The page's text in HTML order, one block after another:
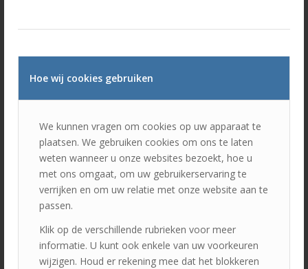
Hoe wij cookies gebruiken
We kunnen vragen om cookies op uw apparaat te
plaatsen. We gebruiken cookies om ons te laten
weten wanneer u onze websites bezoekt, hoe u
met ons omgaat, om uw gebruikerservaring te
verrijken en om uw relatie met onze website aan te
passen.
Klik op de verschillende rubrieken voor meer
informatie. U kunt ook enkele van uw voorkeuren
wijzigen. Houd er rekening mee dat het blokkeren